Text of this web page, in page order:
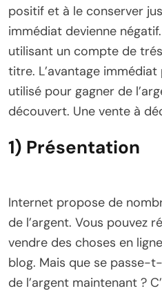
positif et à le conserver
immédiat devienne
utilisant un compte de
titre. L’avantage
utilisé pour gagner de
découvert. Une vente à
1) Présentation
Internet propose de
de l’argent. Vous pouvez
vendre des choses en
blog. Mais que se passe-
de l’argent maintenant ?